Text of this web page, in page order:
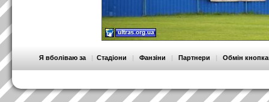
Я вболіваю за | Стадіони | Фанзіни | Партнери | Обмін